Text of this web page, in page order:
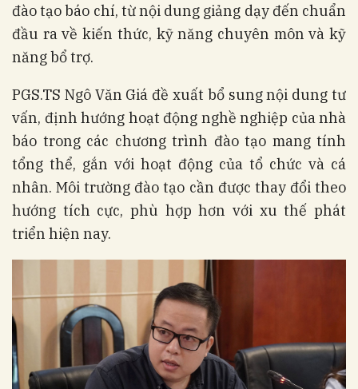
đào tạo báo chí, từ nội dung giảng dạy đến chuẩn
đầu ra về kiến thức, kỹ năng chuyên môn và kỹ
năng bổ trợ.
PGS.TS Ngô Văn Giá đề xuất bổ sung nội dung tư
vấn, định hướng hoạt động nghề nghiệp của nhà
báo trong các chương trình đào tạo mang tính
tổng thể, gắn với hoạt động của tổ chức và cá
nhân. Môi trường đào tạo cần được thay đổi theo
hướng tích cực, phù hợp hơn với xu thế phát
triển hiện nay.